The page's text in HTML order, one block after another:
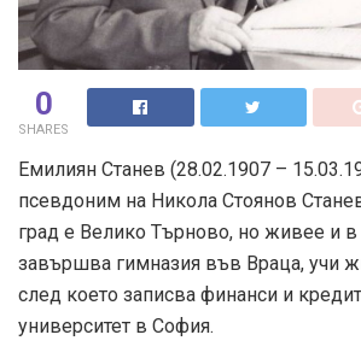
0
SHARES
Емилиян Станев (28.02.1907 –
псевдоним на Никола Стоянов
град е Велико Търново, но живее и в
завършва гимназия във Враца, учи
след което записва финанси и
университет в София.